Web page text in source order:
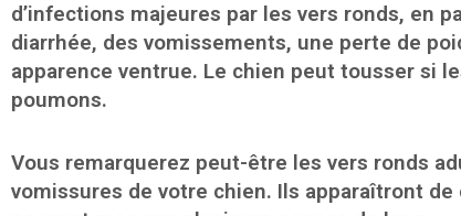
d’infections majeures par les vers ronds, en
diarrhée, des vomissements, une perte de
apparence ventrue. Le chien peut tousser si
poumons.
Vous remarquerez peut-être les vers ronds
vomissures de votre chien. Ils apparaîtront